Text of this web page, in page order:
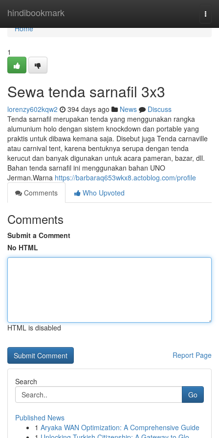
hindibookmark
Home
Home
1
Sewa tenda sarnafil 3x3
lorenzy602kqw2 394 days ago News
Discuss
Tenda sarnafil merupakan tenda yang menggunakan rangka
alumunium holo dengan sistem knockdown dan portable yang
praktis untuk dibawa kemana saja. Disebut juga Tenda carnaville
atau carnival tent, karena bentuknya serupa dengan tenda
kerucut dan banyak digunakan untuk acara pameran, bazar, dll.
Bahan tenda sarnafil ini menggunakan bahan UNO
Jerman.Warna https://barbaraq653wkx8.actoblog.com/profile
Comments
Who Upvoted
Comments
Submit a Comment
No HTML
HTML is disabled
Report Page
Search
Go
Published News
1 Aryaka WAN Optimization: A Comprehensive Guide